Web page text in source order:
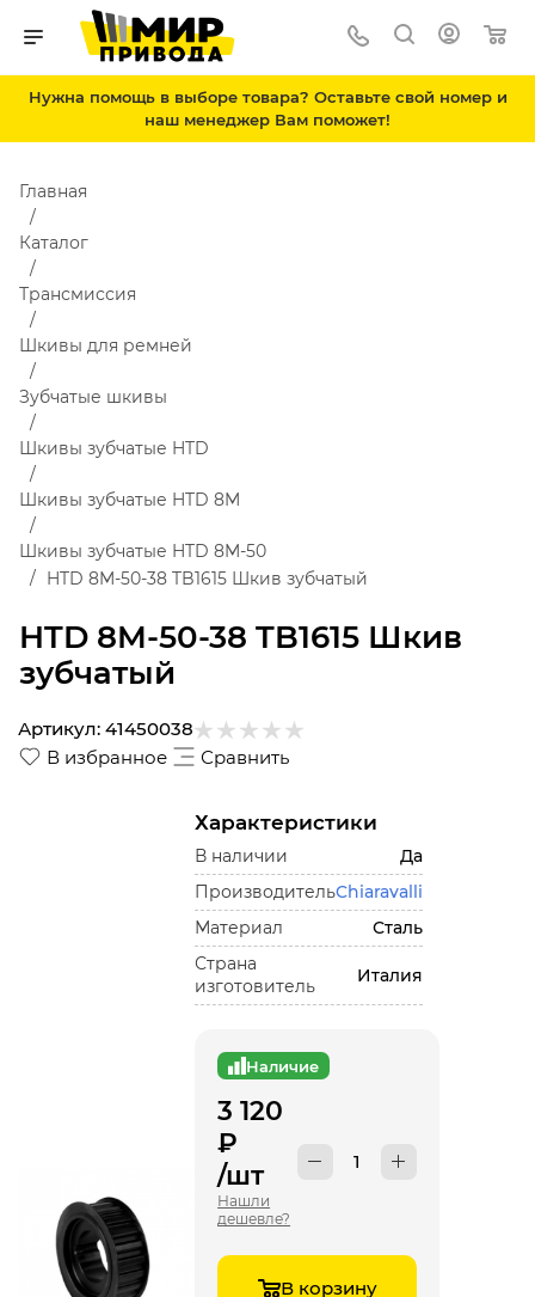
Нужна помощь в выборе товара? Оставьте свой номер и
наш менеджер Вам поможет!
HTD 8M-50-38 TB1615 Шкив
зубчатый
Главная
Каталог
Трансмиссия
Шкивы для ремней
Зубчатые шкивы
Шкивы зубчатые HTD
Шкивы зубчатые HTD 8M
Шкивы зубчатые HTD 8M-50
HTD 8M-50-38 TB1615 Шкив зубчатый
В избранное Сравнить
Артикул: 41450038
Характеристики
В наличии
Да
ПроизводительChiaravalli
Материал
Сталь
Страна
изготовитель
Италия
Наличие
3 120
₽
/шт
Нашли
дешевле?
В корзину